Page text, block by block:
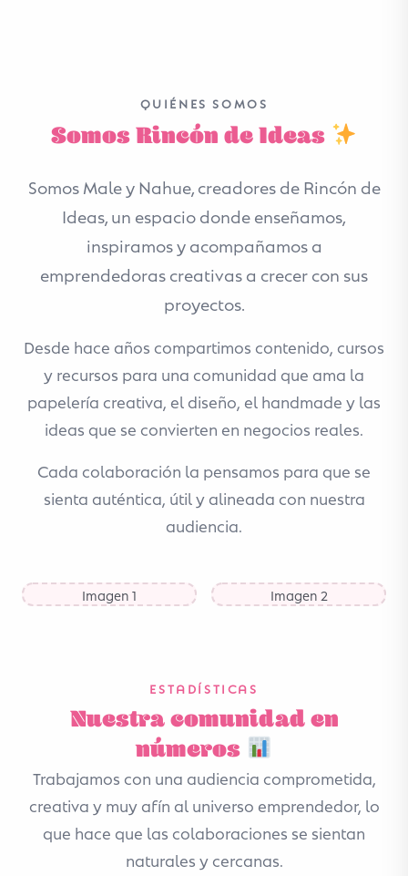
QUIÉNES SOMOS
Somos Rincón de Ideas
Somos Male y Nahue, creadores de Rincón de
Ideas, un espacio donde enseñamos,
inspiramos y acompañamos a
emprendedoras creativas a crecer con sus
proyectos.
Desde hace años compartimos contenido, cursos
y recursos para una comunidad que ama la
papelería creativa, el diseño, el handmade y las
ideas que se convierten en negocios reales.
Cada colaboración la pensamos para que se
sienta auténtica, útil y alineada con nuestra
audiencia.
Imagen 1 Imagen 2
ESTADÍSTICAS
Nuestra comunidad en
números
Trabajamos con una audiencia comprometida,
creativa y muy afín al universo emprendedor, lo
que hace que las colaboraciones se sientan
naturales y cercanas.